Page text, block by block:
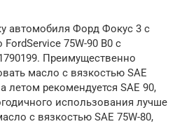
автомобиля Форд Фокус 3 с
75W-90 B0 с
Преимущественно
масло с вязкостью SAE
летом рекомендуется SAE 90,
использования лучше
с вязкостью SAE 75W-80,